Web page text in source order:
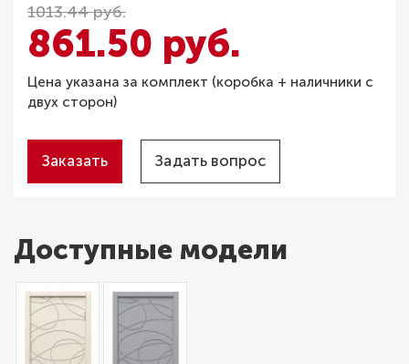
1013.44 руб.
861.50 руб.
Цена указана за комплект (коробка + наличники с
двух сторон)
Заказать Задать вопрос
Доступные модели